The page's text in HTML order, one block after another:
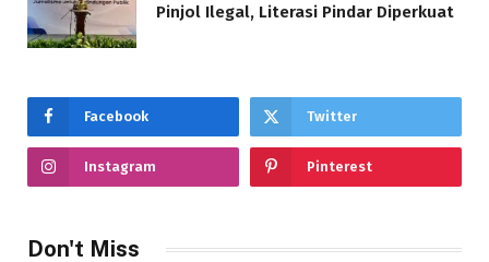
Pinjol Ilegal, Literasi Pindar Diperkuat
Facebook Twitter
Instagram Pinterest
Don't Miss